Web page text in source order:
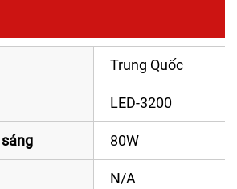
Trung Quốc
LED-3200
80W
N/A